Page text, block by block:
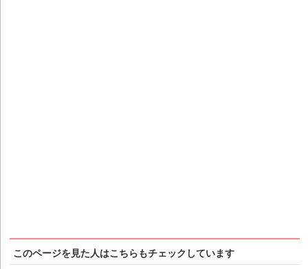
このページを見た人はこちらもチェックしています